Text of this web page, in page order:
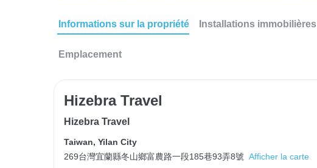
Informations sur la propriété Installations immobilières
Emplacement
Hizebra Travel
Hizebra Travel
Taiwan, Yilan City
269台灣宜蘭縣冬山鄉富農路一段185巷93弄8號 Afficher la carte